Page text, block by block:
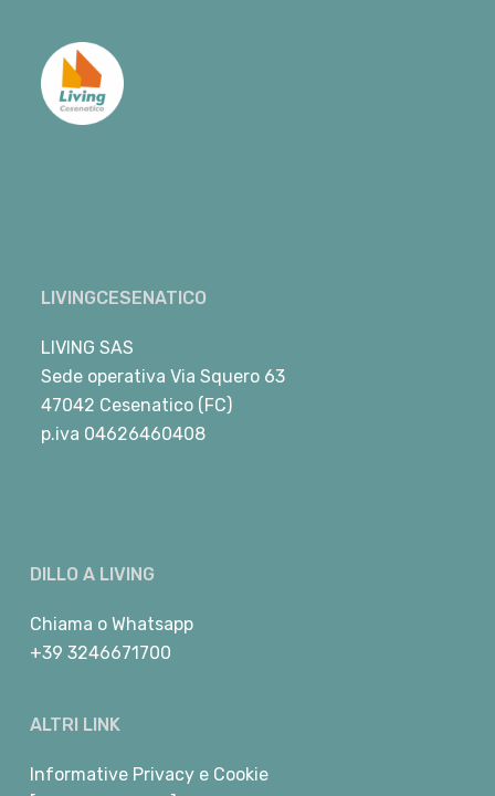
LIVINGCESENATICO
LIVING SAS
Sede operativa Via Squero 63
47042 Cesenatico (FC)
p.iva 04626460408
DILLO A LIVING
Chiama o Whatsapp
+39 3246671700
ALTRI LINK
Informative Privacy e Cookie